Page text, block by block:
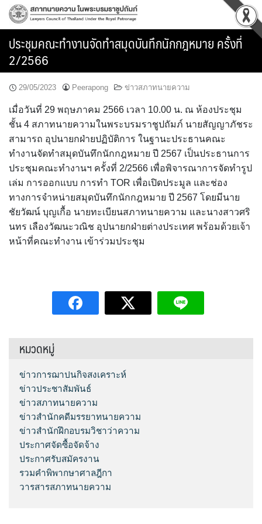
Skip
ประชุมคณะทำงานจัดทำสมุดบันทึกนักกฎหมาย ครั้งที่
2/2566
29/05/2023 Peerapong ข่าวสภาทนายความ
เมื่อวันที่ 29 พฤษภาคม 2566 เวลา 10.00 น. ณ ห้องประชุม
ชั้น 4 สภาทนายความในพระบรมราชูปถัมภ์ นายสัญญาภัชระ
สามารถ อุปนายกฝ่ายปฏิบัติการ ในฐานะประธานคณะ
ทำงานจัดทำสมุดบันทึกนักกฎหมาย ปี 2567 เป็นประธานการ
ประชุมคณะทำงานฯ ครั้งที่ 2/2566 เพื่อพิจารณาการจัดทำรูป
เล่ม การออกแบบ การทำ TOR เพื่อเปิดประมูล และช่อง
ทางการจำหน่ายสมุดบันทึกนักกฎหมาย ปี 2567 โดยมีนาย
ชัยวัฒน์ บุญเกื้อ นายทะเบียนสภาทนายความ และนางสาวศริ
นทร เลืองวัฒนะวณิช อุปนายกฝ่ายต่างประเทศ พร้อมด้วยเจ้า
หน้าที่คณะทำงาน เข้าร่วมประชุม
หมวดหมู่
ข่าวการฌาปนกิจสงเคราะห์
ข่าวประชาสัมพันธ์
ข่าวสภาทนายความ
ข่าวสำนักคดีมรรยาทนายความ
ข่าวสำนักฝึกอบรมวิชาว่าความ
ประกาศจัดซื้อจัดจ้าง
ประกาศรับสมัครงาน
รวมคำพิพากษาศาลฎีกา
วารสารสภาทนายความ